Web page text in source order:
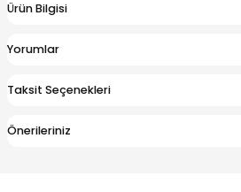
Ürün Bilgisi
Yorumlar
Taksit Seçenekleri
Önerileriniz